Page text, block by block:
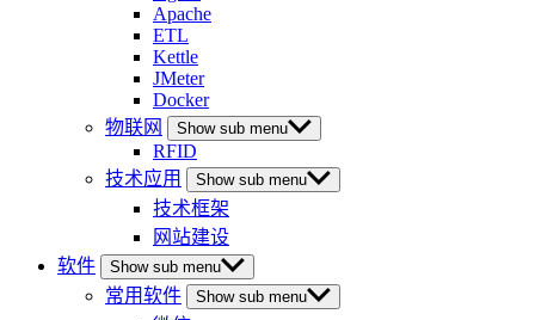
Apache
ETL
Kettle
JMeter
Docker
物联网
Show sub menu
RFID
技术应用
Show sub menu
技术框架
网站建设
软件
Show sub menu
常用软件 Show sub menu